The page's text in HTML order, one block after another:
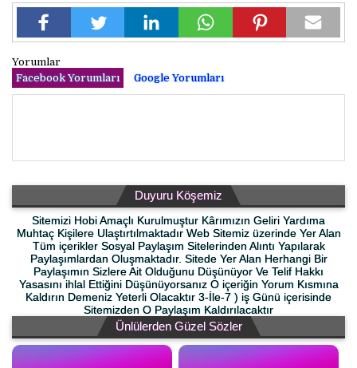
Yorumlar
Facebook Yorumları
Google Yorumları
Duyuru Köşemiz
Sitemizi Hobi Amaçlı Kurulmuştur Kârımızın Geliri Yardıma
Muhtaç Kişilere Ulaştırtılmaktadır Web Sitemiz üzerinde Yer Alan
Tüm içerikler Sosyal Paylaşım Sitelerinden Alıntı Yapılarak
Paylaşımlardan Oluşmaktadır. Sitede Yer Alan Herhangi Bir
Paylaşımın Sizlere Ait Olduğunu Düşünüyor Ve Telif Hakkı
Yasasını ihlal Ettiğini Düşünüyorsanız O içeriğin Yorum Kısmına
Kaldırın Demeniz Yeterli Olacaktır 3-İle-7 ) iş Günü içerisinde
Sitemizden O Paylaşım Kaldırılacaktır
Ünlülerden Güzel Sözler